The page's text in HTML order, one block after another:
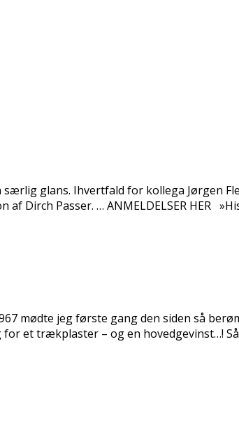
glans. Ihvertfald for kollega Jørgen
Dirch Passer. … ANMELDELSER HER
mødte jeg første gang den siden så
et trækplaster – og en hovedgevinst…!